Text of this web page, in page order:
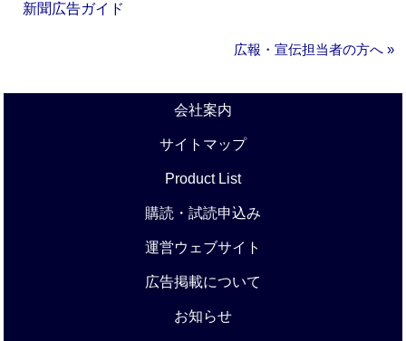
新聞広告ガイド
広報・宣伝担当者の方へ »
会社案内
サイトマップ
Product List
購読・試読申込み
運営ウェブサイト
広告掲載について
お知らせ